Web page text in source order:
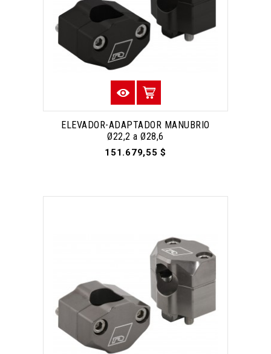
ELEVADOR-ADAPTADOR MANUBRIO
Ø22,2 a Ø28,6
151.679,55 $